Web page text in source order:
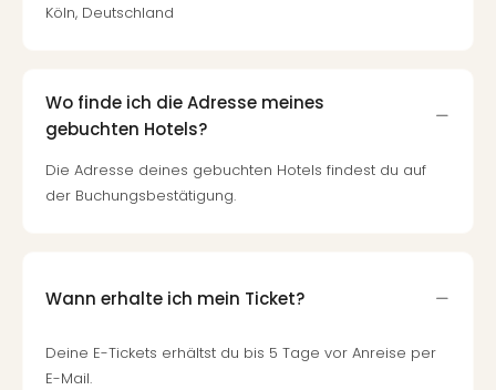
Köln, Deutschland
Wo finde ich die Adresse meines
gebuchten Hotels?
Die Adresse deines gebuchten Hotels findest du auf
der Buchungsbestätigung.
Wann erhalte ich mein Ticket?
Deine E-Tickets erhältst du bis 5 Tage vor Anreise per
E-Mail.